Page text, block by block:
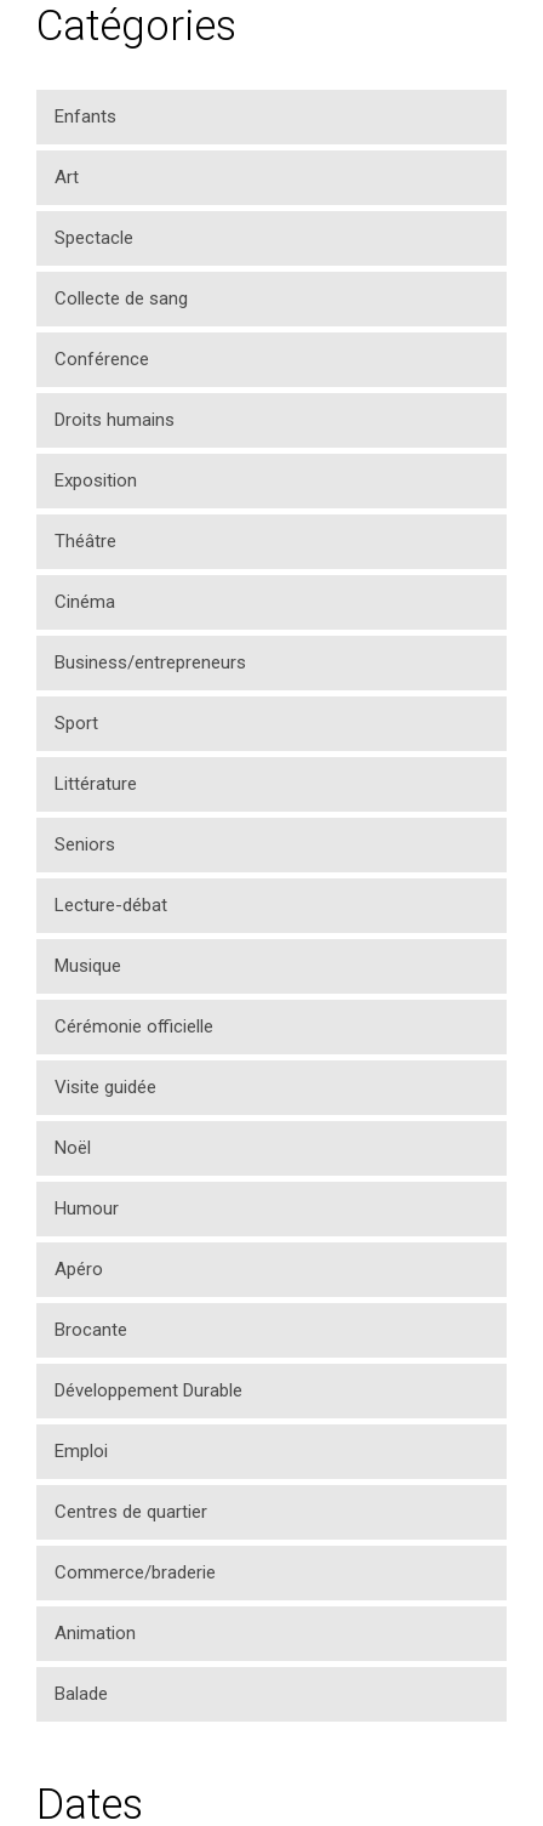
Catégories
Enfants
Art
Spectacle
Collecte de sang
Conférence
Droits humains
Exposition
Théâtre
Cinéma
Business/entrepreneurs
Sport
Littérature
Seniors
Lecture-débat
Musique
Cérémonie officielle
Visite guidée
Noël
Humour
Apéro
Brocante
Développement Durable
Emploi
Centres de quartier
Commerce/braderie
Animation
Balade
Dates